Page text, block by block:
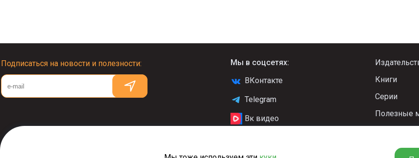
Подписаться на новости и полезности:
Мы в соцсетях:
ВКонтакте
Telegram
Вк видео
Книги
Серии
Полезные
Стать